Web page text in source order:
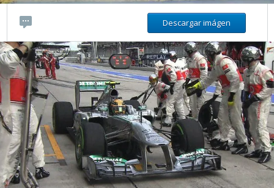
Descargar imágen